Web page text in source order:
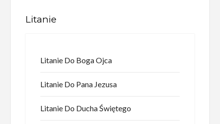
Litanie
Litanie Do Boga Ojca
Litanie Do Pana Jezusa
Litanie Do Ducha Świętego